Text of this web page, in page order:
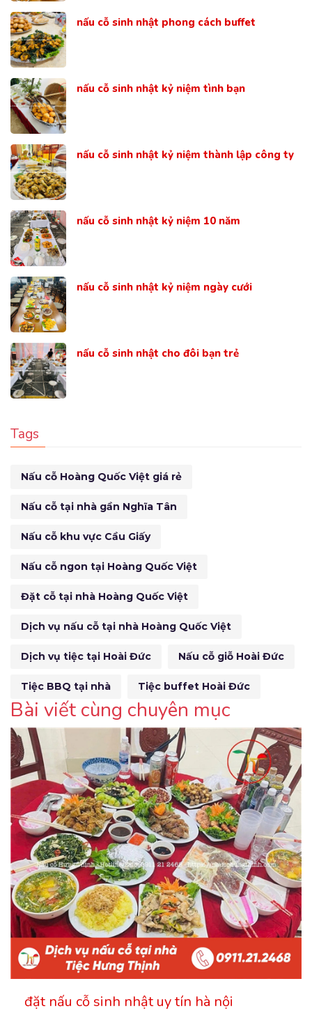
nấu cỗ sinh nhật phong cách buffet
nấu cỗ sinh nhật kỷ niệm tình bạn
nấu cỗ sinh nhật kỷ niệm thành lập công ty
nấu cỗ sinh nhật kỷ niệm 10 năm
nấu cỗ sinh nhật kỷ niệm ngày cưới
nấu cỗ sinh nhật cho đôi bạn trẻ
Tags
Nấu cỗ Hoàng Quốc Việt giá rẻ
Nấu cỗ tại nhà gần Nghĩa Tân
Nấu cỗ khu vực Cầu Giấy
Nấu cỗ ngon tại Hoàng Quốc Việt
Đặt cỗ tại nhà Hoàng Quốc Việt
Dịch vụ nấu cỗ tại nhà Hoàng Quốc Việt
Dịch vụ tiệc tại Hoài Đức Nấu cỗ giỗ Hoài Đức
Tiệc BBQ tại nhà Tiệc buffet Hoài Đức
Bài viết cùng chuyên mục
đặt nấu cỗ sinh nhật uy tín hà nội